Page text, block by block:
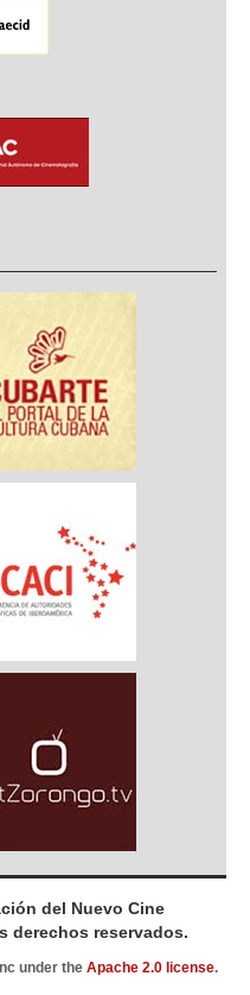
del Nuevo Cine
derechos reservados.
under the Apache 2.0 license.